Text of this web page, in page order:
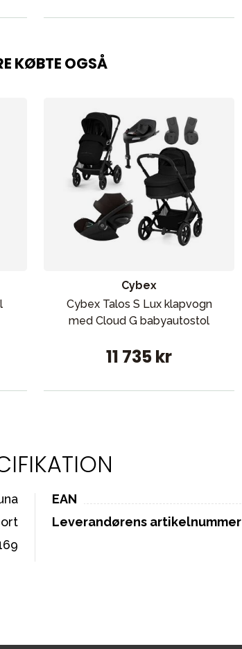
KØBTE OGSÅ
Cybex
Cybex Talos S Lux klapvogn
med Cloud G babyautostol
11 735 kr
EAN
Leverandørens artikelnummer